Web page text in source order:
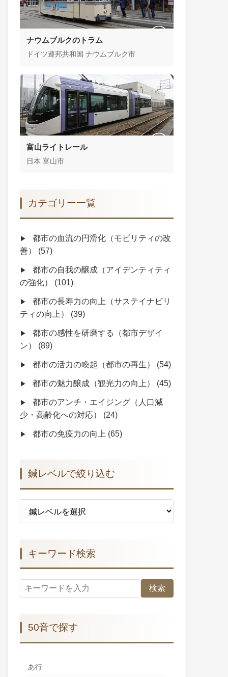
ナウムブルクのトラム
ドイツ連邦共和国 ナウムブルク市
富山ライトレール
日本 富山市
カテゴリー一覧
都市の血流の円滑化（モビリティの改
善） (57)
都市の自我の醸成（アイデンティティ
の強化） (101)
都市の長寿力の向上（サステイナビリ
ティの向上） (39)
都市の感性を研磨する（都市デザイ
ン） (89)
都市の活力の喚起（都市の再生） (54)
都市の魅力醸成（観光力の向上） (45)
都市のアンチ・エイジング（人口減
少・高齢化への対応） (24)
都市の免疫力の向上 (65)
鍼レベルで絞り込む
キーワード検索
検索
50音で探す
あ行